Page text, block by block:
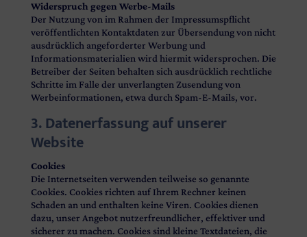
Widerspruch gegen Werbe-Mails
Der Nutzung von im Rahmen der Impressumspflicht
veröffentlichten Kontaktdaten zur Übersendung von nicht
ausdrücklich angeforderter Werbung und
Informationsmaterialien wird hiermit widersprochen. Die
Betreiber der Seiten behalten sich ausdrücklich rechtliche
Schritte im Falle der unverlangten Zusendung von
Werbeinformationen, etwa durch Spam-E-Mails, vor.
3. Datenerfassung auf unserer
Website
Cookies
Die Internetseiten verwenden teilweise so genannte
Cookies. Cookies richten auf Ihrem Rechner keinen
Schaden an und enthalten keine Viren. Cookies dienen
dazu, unser Angebot nutzerfreundlicher, effektiver und
sicherer zu machen. Cookies sind kleine Textdateien, die